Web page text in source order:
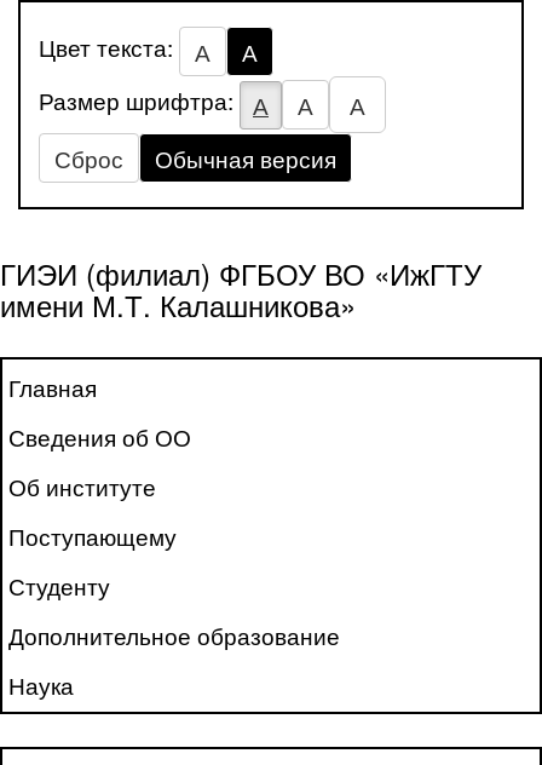
Цвет текста: А
А
Размер шрифтра:
А А
А
Сброс
Обычная версия
ГИЭИ (филиал) ФГБОУ ВО «ИжГТУ
имени М.Т. Калашникова»
Главная
Сведения об ОО
Об институте
Поступающему
Студенту
Дополнительное образование
Наука